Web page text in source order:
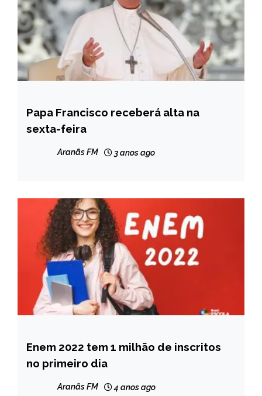
INTERNACIONAL
NOTÍCIAS
Papa Francisco receberá alta na
sexta-feira
Aranãs FM 3 anos ago
BRASIL
NOTÍCIAS
Enem 2022 tem 1 milhão de inscritos
no primeiro dia
Aranãs FM 4 anos ago